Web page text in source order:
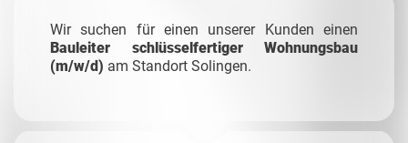
Wir suchen für einen unserer Kunden einen
Bauleiter schlüsselfertiger Wohnungsbau
(m/w/d) am Standort Solingen.